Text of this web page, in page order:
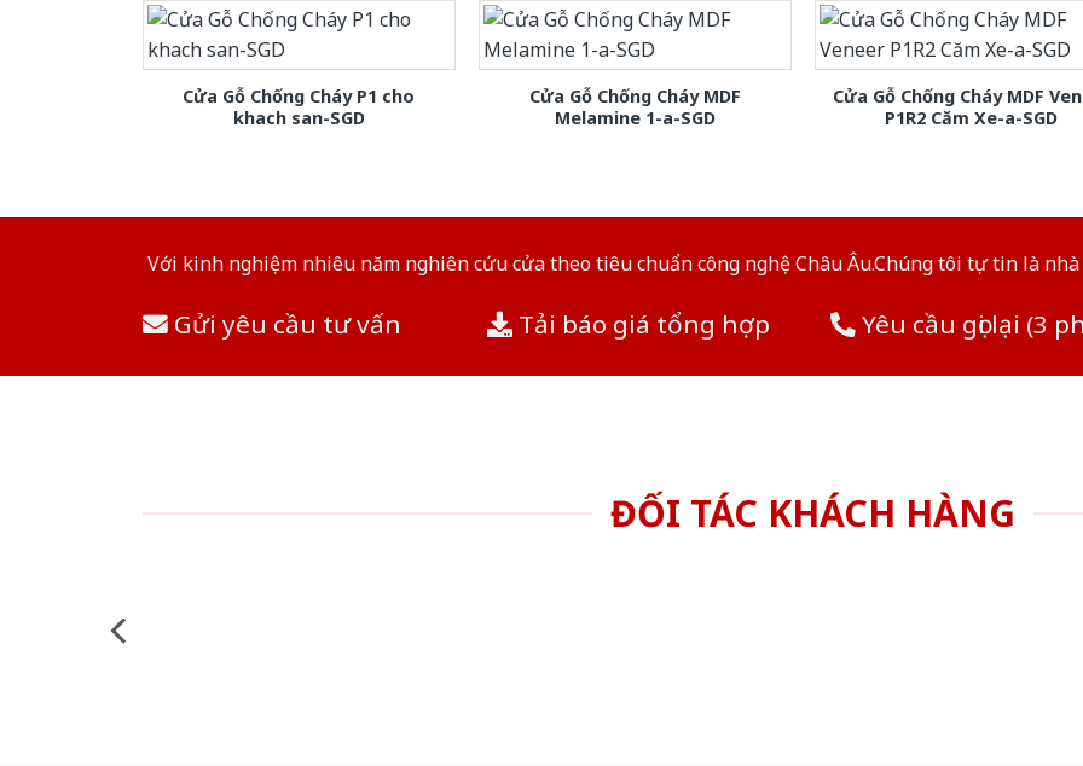
Cửa Gỗ Chống Cháy P1 cho
khach san-SGD
Cửa Gỗ Chống Cháy MDF
Melamine 1-a-SGD
Cửa Gỗ Chống Cháy MDF
P1R2 Căm Xe-a-SGD
Với kinh nghiệm nhiêu năm nghiên cứu cửa theo tiêu chuẩn công nghệ Châu Âu.Chúng tôi tự tin là
Gửi yêu cầu tư vấn Tải báo giá tổng hợp Yêu cầu gọi lại (3
ĐỐI TÁC KHÁCH HÀNG